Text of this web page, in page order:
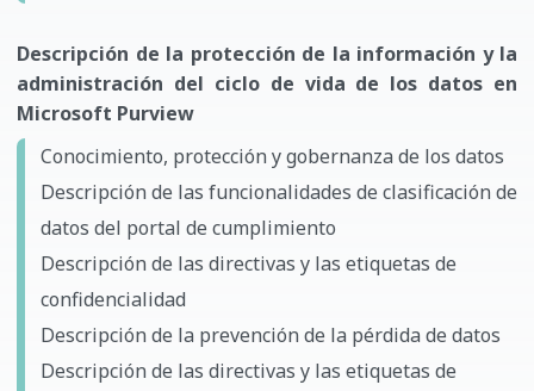
Descripción de la protección de la información y la
administración del ciclo de vida de los datos en
Microsoft Purview
Conocimiento, protección y gobernanza de los datos
Descripción de las funcionalidades de clasificación de
datos del portal de cumplimiento
Descripción de las directivas y las etiquetas de
confidencialidad
Descripción de la prevención de la pérdida de datos
Descripción de las directivas y las etiquetas de